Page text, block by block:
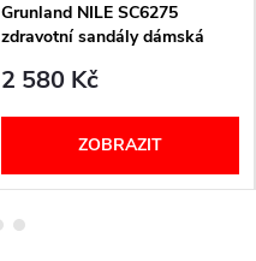
Grunland NILE SC6275
zdravotní sandály dámská
2 580 Kč
ZOBRAZIT